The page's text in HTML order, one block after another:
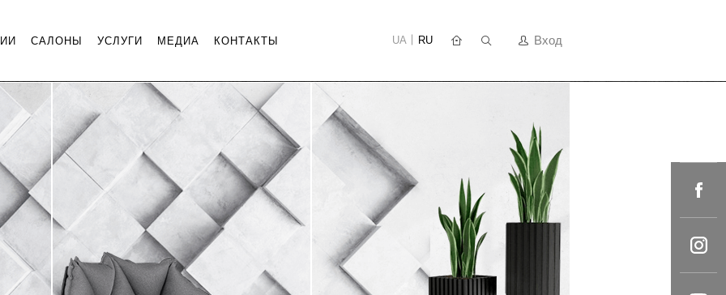
САЛОНЫ УСЛУГИ МЕДИА КОНТАКТЫ UA RU Вход